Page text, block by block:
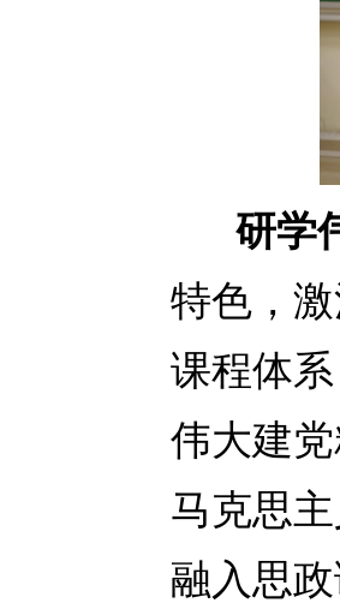
研学伟
特色，
课程体
伟大建
马克思
融入思